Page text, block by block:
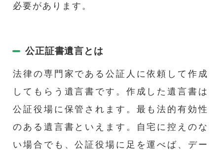
必要があります。
公正証書遺言とは
法律の専門家である公証人に依頼して作成
してもらう遺言書です。作成した遺言書は
公証役場に保管されます。最も法的有効性
のある遺言書といえます。自宅に控えのな
い場合でも、公証役場に足を運べば、デー